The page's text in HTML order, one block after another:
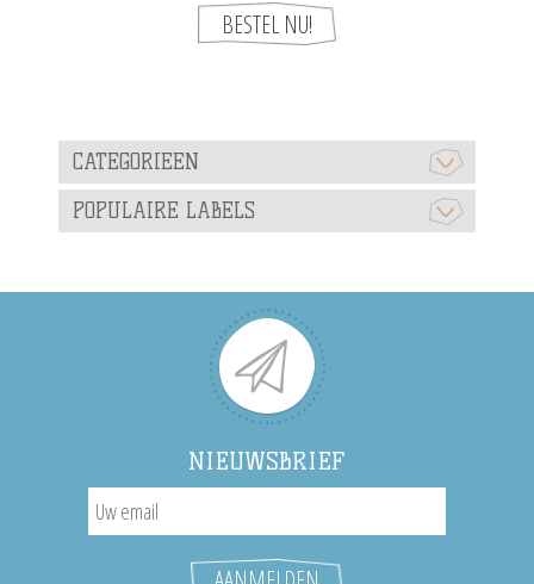
CATEGORIEEN
POPULAIRE LABELS
NIEUWSBRIEF